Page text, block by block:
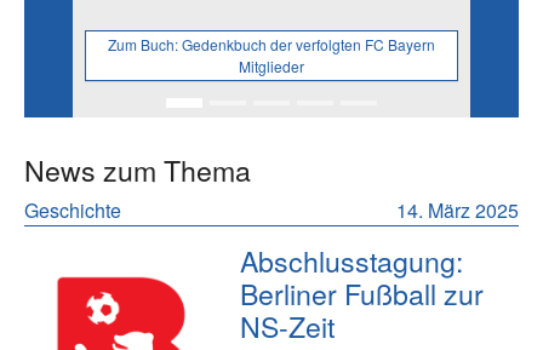
Zum Buch:Gedenkbuch der verfolgten FC Bayern
Mitglieder
News zum Thema
14. März 2025
Geschichte
Abschlusstagung:
Berliner Fußball zur
NS-Zeit